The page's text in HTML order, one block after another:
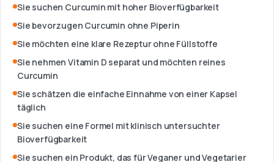
Sie suchen Curcumin mit hoher Bioverfügbarkeit
Sie bevorzugen Curcumin ohne Piperin
Sie möchten eine klare Rezeptur ohne Füllstoffe
Sie nehmen Vitamin D separat und möchten reines
Curcumin
Sie schätzen die einfache Einnahme von einer Kapsel
täglich
Sie suchen eine Formel mit klinisch untersuchter
Bioverfügbarkeit
Sie suchen ein Produkt, das für Veganer und Vegetarier